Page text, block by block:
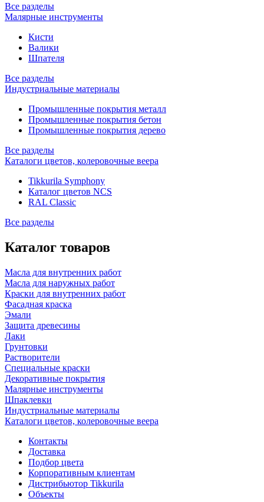
Все разделы
Малярные инструменты
Кисти
Валики
Шпателя
Все разделы
Индустриальные материалы
Промышленные покрытия металл
Промышленные покрытия бетон
Промышленные покрытия дерево
Все разделы
Каталоги цветов, колеровочные веера
Tikkurila Symphony
Каталог цветов NCS
RAL Classic
Все разделы
Каталог товаров
Масла для внутренних работ
Масла для наружных работ
Краски для внутренних работ
Фасадная краска
Эмали
Защита древесины
Лаки
Грунтовки
Растворители
Специальные краски
Декоративные покрытия
Малярные инструменты
Шпаклевки
Индустриальные материалы
Каталоги цветов, колеровочные веера
Контакты
Доставка
Подбор цвета
Корпоративным клиентам
Дистрибьютор Tikkurila
Объекты